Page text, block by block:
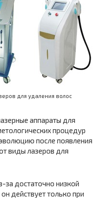
для удаления волос
аппараты для
процедур
после появления
виды лазеров для
за достаточно низкой
действует только при